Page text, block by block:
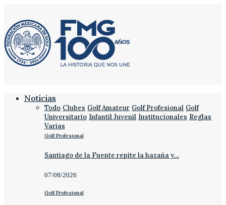
Noticias
Todo Clubes Golf Amateur Golf Profesional Golf
Universitario Infantil Juvenil Institucionales Reglas
Varias
Golf Profesional
Santiago de la Fuente repite la hazaña y…
07/08/2026
Golf Profesional